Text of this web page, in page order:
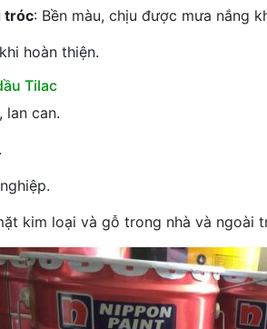
tróc: Bền màu, chịu được mưa nắng
hoàn thiện.
Tilac
lan can.
kim loại và gỗ trong nhà và ngoài